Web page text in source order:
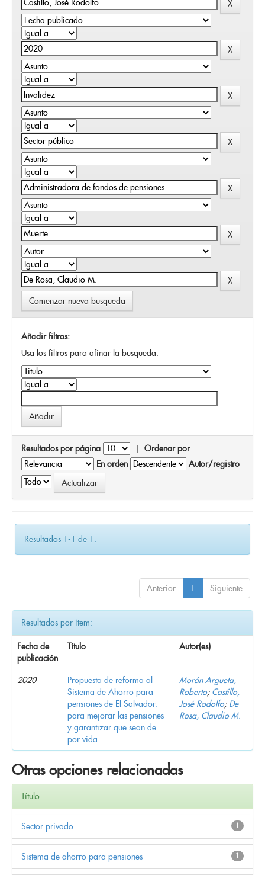
Comenzar nueva busqueda
Añadir filtros:
Usa los filtros para afinar la busqueda.
Resultados por página | Ordenar por
En orden
Autor/registro
Resultados 1-1 de 1.
Anterior 1 Siguiente
Resultados por ítem:
Fecha de
publicación
Título Autor(es)
2020
Propuesta de reforma al
Sistema de Ahorro para
pensiones de El Salvador:
para mejorar las pensiones
y garantizar que sean de
por vida
Morán Argueta,
Roberto; Castillo,
José Rodolfo; De
Rosa, Claudio M.
Otras opciones relacionadas
Título
1
Sector privado
1
Sistema de ahorro para pensiones